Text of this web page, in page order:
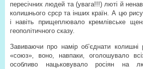
пересічних людей та (увага!!!) люті й
колишнього срср та інших країн. А цю
і навіть прищеплювало кремлівське
геополітичного сказу.
Завиваючи про намір об’єднати колишні
«союз», воно, навпаки, оголошувало
особливо нацьковувало росіян на